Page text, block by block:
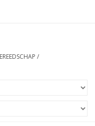
/